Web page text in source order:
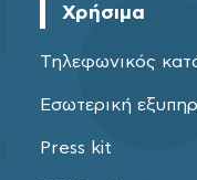
Χρήσιμα
Τηλεφωνικός
Εσωτερική
Press kit